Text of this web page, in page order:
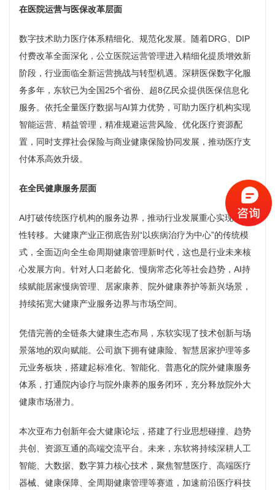
在医院运营与医保改革层面
数字技术助力医疗体系精细化、规范化发展。随着DRG、DIP
付费改革全面深化，公立医院运营管理进入精细化提质增效新
阶段，行业面临全新运营挑战与转型机遇。深耕医保数字化服
务多年，东软已为全国25个省份、超8亿民众提供医保信息化
服务。依托全量医疗数据与AI算力优势，可助力医疗机构实现
智能运营、精益管理，精准规避运营风险、优化医疗资源配
置，同时支撑社会保险与商业健康保险协同发展，推动医疗支
付体系高效升级。
在全民健康服务层面
AI打破传统医疗机构的服务边界，推动行业发展重心实现根本
性转移。大健康产业正彻底告别“以疾病治疗为中心”的传统模
式，全面迈向全生命周期健康管理新时代，这也是行业未来核
心发展方向。针对人口老龄化、慢病常态化等社会趋势，AI持
续赋能居家慢病管理、居家康养、院外健康养护等新兴场景，
持续拓宽大健康产业服务边界与市场空间。
凭借完善的全链条大健康生态布局，东软实现了技术创新与场
景落地的双向赋能。公司旗下拥有健康险、智慧居家护理等多
元业务板块，搭建起标准化、智能化、普惠化的院外健康服务
体系，打通院内诊疗与院外康养的服务闭环，充分释放院外大
健康市场潜力。
本次亚布力创新年会大健康论坛，搭建了行业思想碰撞、趋势
共创、资源互通的高端交流平台。未来，东软将持续深耕人工
智能、大数据、数字算力核心技术，聚焦智慧医疗、高端医疗
器械、健康保障、全周期健康管理等赛道，加速前沿医疗科技